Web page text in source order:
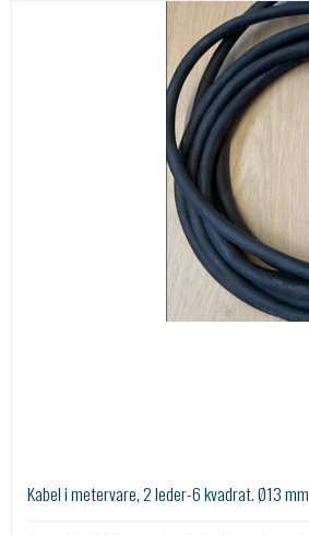
Kabel i metervare, 2 leder-6 kvadrat. Ø13 mm